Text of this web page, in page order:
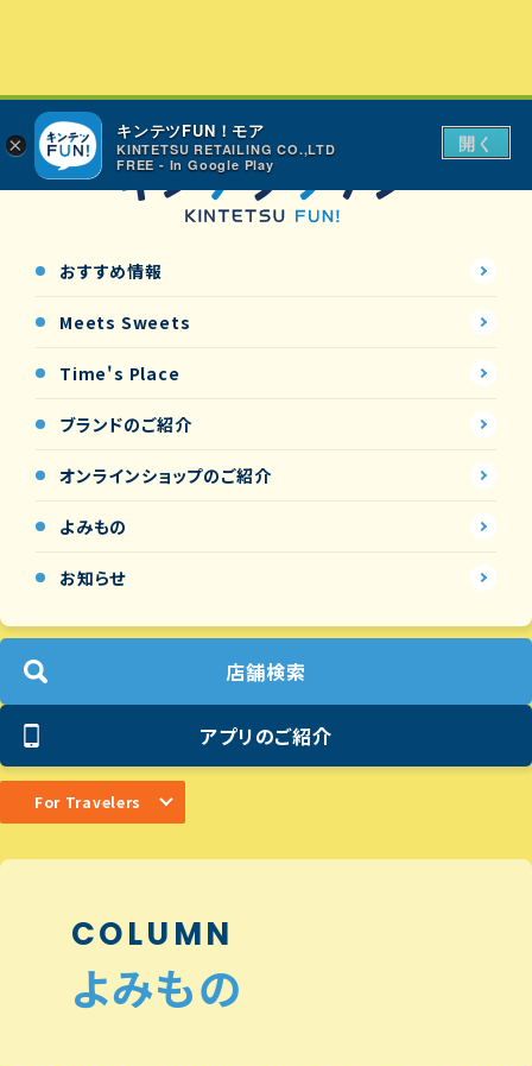
おすすめ情報
Meets Sweets
Time's Place
ブランドのご紹介
オンラインショップのご紹介
よみもの
お知らせ
店舗検索
アプリのご紹介
For Travelers
COLUMN
よみもの
×
キンテツFUN！モア
KINTETSU RETAILING CO.,LTD
FREE - In Google Play
開く